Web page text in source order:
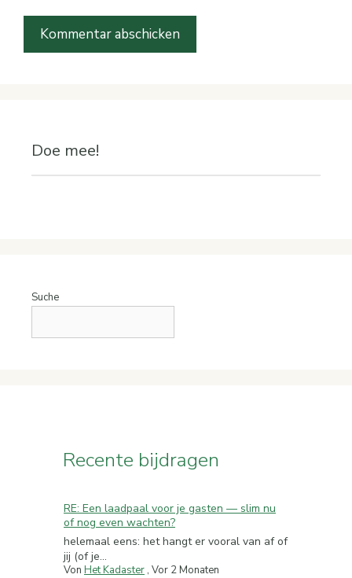
Doe mee!
Suche
Recente bijdragen
RE: Een laadpaal voor je gasten — slim nu
of nog even wachten?
helemaal eens: het hangt er vooral van af of
jij (of je...
Von Het Kadaster , Vor 2 Monaten